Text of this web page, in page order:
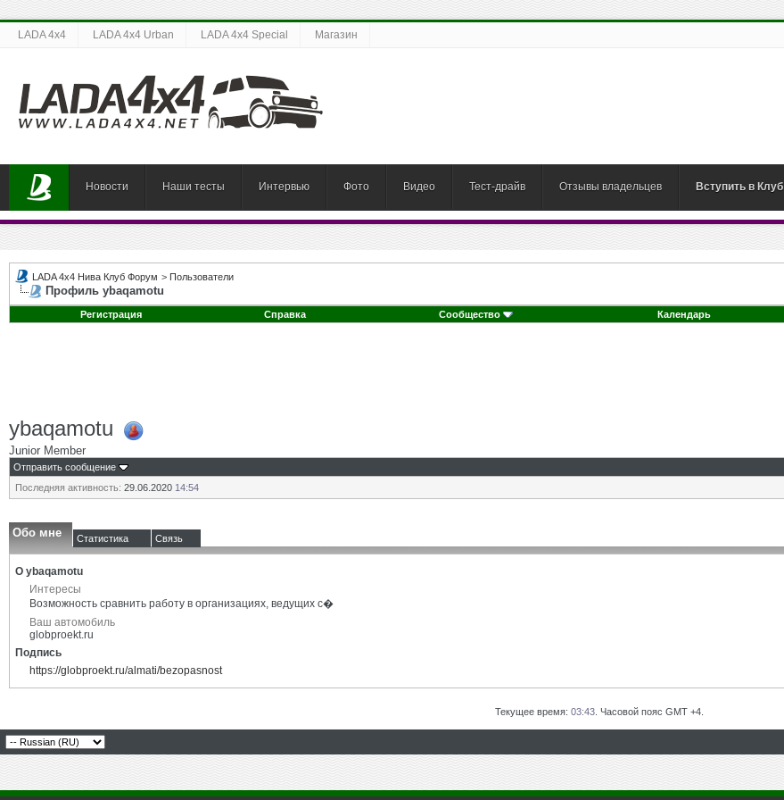
LADA 4x4 LADA 4x4 Urban LADA 4x4 Special Магазин
Новости Наши тесты Интервью Фото Видео Тест-драйв Отзывы владельцев Вступить в Клуб
LADA 4x4 Нива Клуб Форум > Пользователи
Профиль ybaqamotu
Регистрация
Справка Сообщество Календарь
ybaqamotu
Junior Member
Отправить сообщение
Последняя активность: 29.06.2020 14:54
Обо мне Статистика Связь
О ybaqamotu
Интересы
Возможность сравнить работу в организациях, ведущих с�
Ваш автомобиль
globproekt.ru
Подпись
https://globproekt.ru/almati/bezopasnost
Текущее время: 03:43 . Часовой пояс GMT +4.